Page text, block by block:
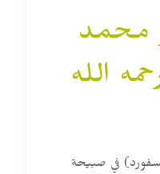
محمد
الله
في صبيحة